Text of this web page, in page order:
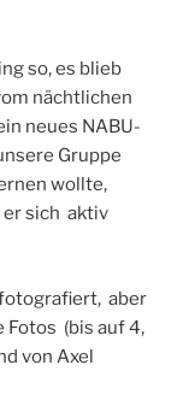
so, es blieb
nächtlichen
neues NABU-
Gruppe
wollte,
er sich aktiv
aber
Fotos (bis auf 4,
von Axel